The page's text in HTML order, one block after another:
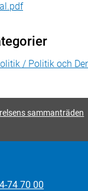
/ Politik och
sammanträden
74 70 00